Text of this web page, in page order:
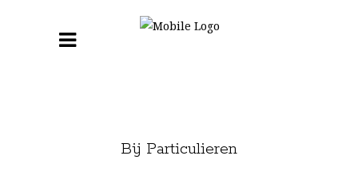
Bij Particulieren